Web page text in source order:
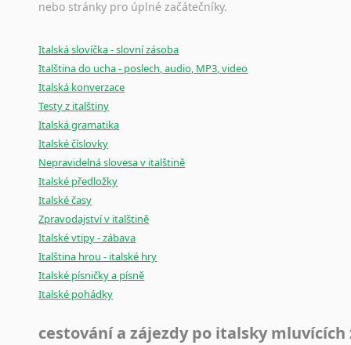
nebo stránky pro úplné začátečníky.
Italská slovíčka - slovní zásoba
Italština do ucha - poslech, audio, MP3, video
Italská konverzace
Testy z italštiny
Italská gramatika
Italské číslovky
Nepravidelná slovesa v italštině
Italské předložky
Italské časy
Zpravodajství v italštině
Italské vtipy - zábava
Italština hrou - italské hry
Italské písničky a písně
Italské pohádky
cestování a zájezdy po italsky mluvících